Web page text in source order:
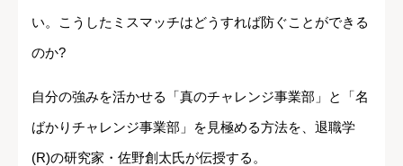
い。こうしたミスマッチはどうすれば防ぐことができる
のか?
自分の強みを活かせる「真のチャレンジ事業部」と「名
ばかりチャレンジ事業部」を見極める方法を、退職学
(R)の研究家・佐野創太氏が伝授する。